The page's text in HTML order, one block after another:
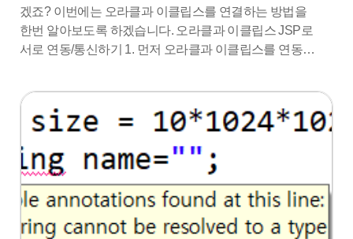
겠죠? 이번에는 오라클과 이클립스를 연결하는 방법을
한번 알아보도록 하겠습니다. 오라클과 이클립스 JSP로
서로 연동/통신하기 1. 먼저 오라클과 이클립스를 연동하
로 저의 lib 경로는 아래와 같습니다.
C:\oraclexe\app\oracle\product\11.2.0\server\jdbc\lib 2. 여
기서 2번째 jar파일 ojdbc6.jar파일을 복사한 뒤 이클립스
lib폴더에 넣어줍니다. Connection jdbc/OracleDB
javax.sql.DataSource Container 3. web.xml 밑에 가셔서
위 코드를..